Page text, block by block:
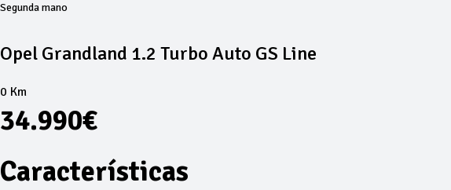
Segunda mano
Opel Grandland 1.2 Turbo Auto GS Line
0 Km
34.990€
Características